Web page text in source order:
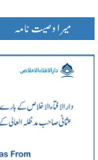
میرا وصیت نامہ